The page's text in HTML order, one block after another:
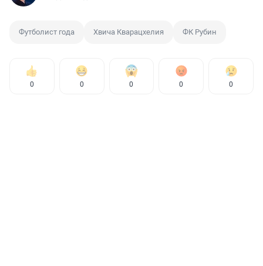
Футболист года Хвича Кварацхелия ФК Рубин
0 0 0 0 0